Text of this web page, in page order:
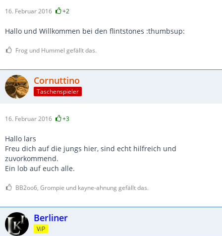
16. Februar 2016 +2
Hallo und Willkommen bei den flintstones :thumbsup:
Frog und Hummel gefällt das.
Cornuttino
Taschenspieler
16. Februar 2016 +3
Hallo lars
Freu dich auf die jungs hier, sind echt hilfreich und
zuvorkommend.
Ein lob auf euch alle.
BB2oo6, Grompie und kayne-ahnung gefällt das.
Berliner
ViP